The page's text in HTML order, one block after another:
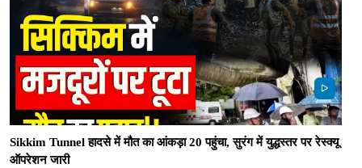
Sikkim Tunnel हादसे में मौत का आंकड़ा 20 पहुंचा, सुरंग में युद्धस्तर पर रेस्क्यू
ऑपरेशन जारी